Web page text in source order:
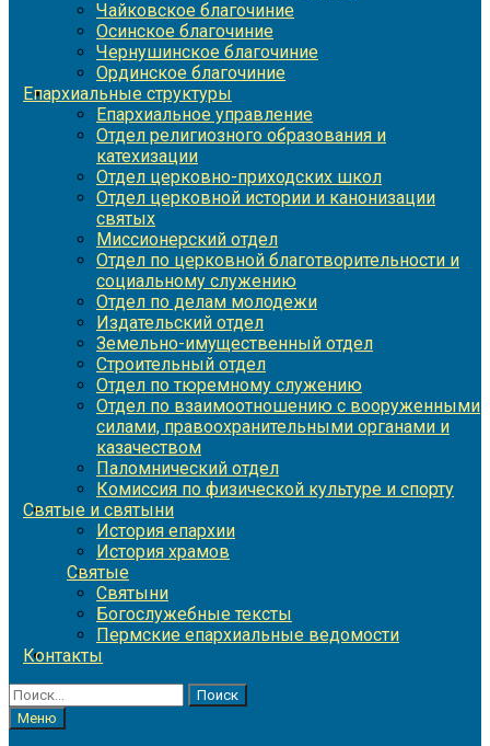
Чайковское благочиние
Осинское благочиние
Чернушинское благочиние
Ординское благочиние
Епархиальные структуры
Епархиальное управление
Отдел религиозного образования и
катехизации
Отдел церковно-приходских школ
Отдел церковной истории и канонизации
святых
Миссионерский отдел
Отдел по церковной благотворительности и
социальному служению
Отдел по делам молодежи
Издательский отдел
Земельно-имущественный отдел
Строительный отдел
Отдел по тюремному служению
Отдел по взаимоотношению с вооруженными
силами, правоохранительными органами и
казачеством
Паломнический отдел
Комиссия по физической культуре и спорту
Святые и святыни
История епархии
История храмов
Святые
Святыни
Богослужебные тексты
Пермские епархиальные ведомости
Контакты
Найти:
Меню